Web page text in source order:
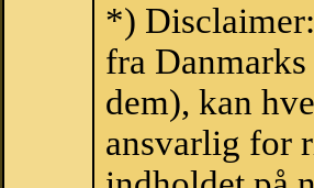
*)
fra
dem), kan
ansvarlig for